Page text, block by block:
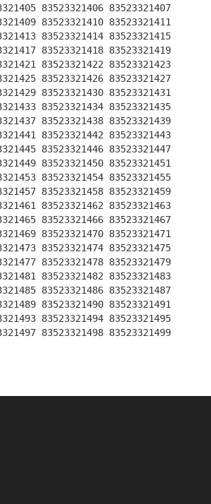
83523321406 83523321407
83523321410 83523321411
83523321414 83523321415
83523321418 83523321419
83523321422 83523321423
83523321426 83523321427
83523321430 83523321431
83523321434 83523321435
83523321438 83523321439
83523321442 83523321443
83523321446 83523321447
83523321450 83523321451
83523321454 83523321455
83523321458 83523321459
83523321462 83523321463
83523321466 83523321467
83523321470 83523321471
83523321474 83523321475
83523321478 83523321479
83523321482 83523321483
83523321486 83523321487
83523321490 83523321491
83523321494 83523321495
83523321498 83523321499